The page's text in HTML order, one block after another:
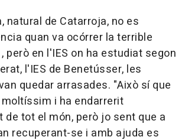
natural de Catarroja, no es
quan va ocórrer la terrible
però en l'IES on ha estudiat segon
l'IES de Benetússer, les
quedar arrasades. "Això sí que
i ha endarrerit
de tot el món, però jo sent que a
recuperant-se i amb ajuda es